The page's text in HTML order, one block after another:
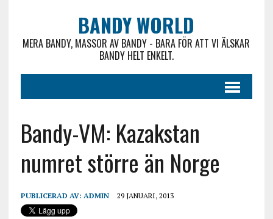
BANDY WORLD
MERA BANDY, MASSOR AV BANDY - BARA FÖR ATT VI ÄLSKAR
BANDY HELT ENKELT.
Bandy-VM: Kazakstan
numret större än Norge
PUBLICERAD AV: ADMIN 29 JANUARI, 2013